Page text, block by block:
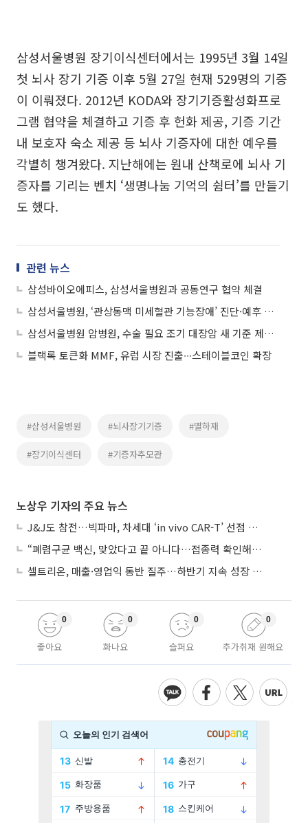
삼성서울병원 장기이식센터에서는 1995년 3월 14일
첫 뇌사 장기 기증 이후 5월 27일 현재 529명의 기증
이 이뤄졌다. 2012년 KODA와 장기기증활성화프로
그램 협약을 체결하고 기증 후 헌화 제공, 기증 기간
내 보호자 숙소 제공 등 뇌사 기증자에 대한 예우를
각별히 챙겨왔다. 지난해에는 원내 산책로에 뇌사 기
증자를 기리는 벤치 ‘생명나눔 기억의 쉼터’를 만들기
도 했다.
관련 뉴스
삼성바이오에피스, 삼성서울병원과 공동연구 협약 체결
삼성서울병원, ‘관상동맥 미세혈관 기능장애’ 진단·예후 이정표 제시
삼성서울병원 암병원, 수술 필요 조기 대장암 새 기준 제시…“꼭 필요한 환자만”
블랙록 토큰화 MMF, 유럽 시장 진출∙∙∙스테이블코인 확장
#삼성서울병원 #뇌사장기기증 #별하재
#장기이식센터 #기증자추모관
노상우 기자의 주요 뉴스
J&J도 참전…빅파마, 차세대 ‘in vivo CAR-T’ 선점 경쟁 본격화
“폐렴구균 백신, 맞았다고 끝 아니다…접종력 확인해야”
셀트리온, 매출·영업익 동반 질주…하반기 지속 성장 전망에 주목
좋아요
0
화나요
0
슬퍼요
0
추가취재 원해요
0